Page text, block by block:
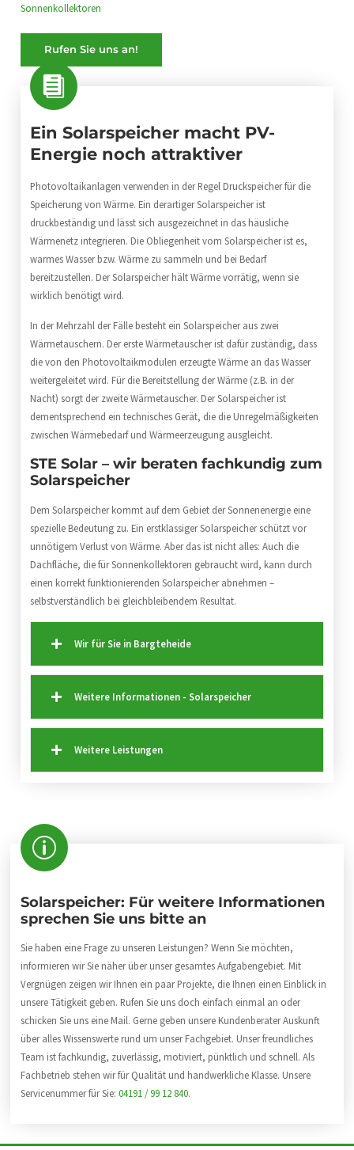
Sonnenkollektoren
Rufen Sie uns an!
Ein Solarspeicher macht PV-
Energie noch attraktiver
Photovoltaikanlagen verwenden in der Regel Druckspeicher für die
Speicherung von Wärme. Ein derartiger Solarspeicher ist
druckbeständig und lässt sich ausgezeichnet in das häusliche
Wärmenetz integrieren. Die Obliegenheit vom Solarspeicher ist es,
warmes Wasser bzw. Wärme zu sammeln und bei Bedarf
bereitzustellen. Der Solarspeicher hält Wärme vorrätig, wenn sie
wirklich benötigt wird.
In der Mehrzahl der Fälle besteht ein Solarspeicher aus zwei
Wärmetauschern. Der erste Wärmetauscher ist dafür zuständig, dass
die von den Photovoltaikmodulen erzeugte Wärme an das Wasser
weitergeleitet wird. Für die Bereitstellung der Wärme (z.B. in der
Nacht) sorgt der zweite Wärmetauscher. Der Solarspeicher ist
dementsprechend ein technisches Gerät, die die Unregelmäßigkeiten
zwischen Wärmebedarf und Wärmeerzeugung ausgleicht.
STE Solar – wir beraten fachkundig zum
Solarspeicher
Dem Solarspeicher kommt auf dem Gebiet der Sonnenenergie eine
spezielle Bedeutung zu. Ein erstklassiger Solarspeicher schützt vor
unnötigem Verlust von Wärme. Aber das ist nicht alles: Auch die
Dachfläche, die für Sonnenkollektoren gebraucht wird, kann durch
einen korrekt funktionierenden Solarspeicher abnehmen –
selbstverständlich bei gleichbleibendem Resultat.
Wir für Sie in Bargteheide
Weitere Informationen - Solarspeicher
Weitere Leistungen
Solarspeicher: Für weitere Informationen
sprechen Sie uns bitte an
Sie haben eine Frage zu unseren Leistungen? Wenn Sie möchten,
informieren wir Sie näher über unser gesamtes Aufgabengebiet. Mit
Vergnügen zeigen wir Ihnen ein paar Projekte, die Ihnen einen Einblick in
unsere Tätigkeit geben. Rufen Sie uns doch einfach einmal an oder
schicken Sie uns eine Mail. Gerne geben unsere Kundenberater Auskunft
über alles Wissenswerte rund um unser Fachgebiet. Unser freundliches
Team ist fachkundig, zuverlässig, motiviert, pünktlich und schnell. Als
Fachbetrieb stehen wir für Qualität und handwerkliche Klasse. Unsere
Servicenummer für Sie: 04191 / 99 12 840.